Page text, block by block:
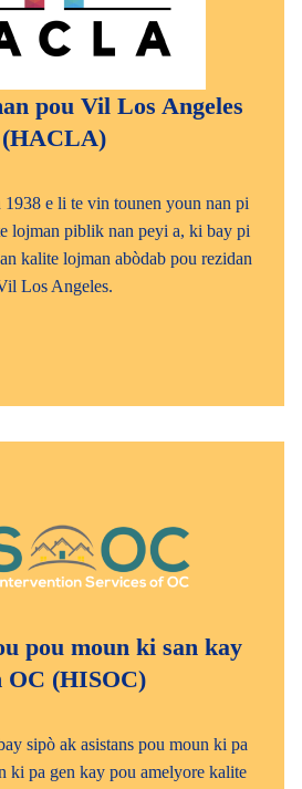
pou Vil Los Angeles
(HACLA)
e li te vin tounen youn nan pi
lojman piblik nan peyi a, ki bay pi
kalite lojman abòdab pou rezidan
Los Angeles.
pou moun ki san kay
OC (HISOC)
sipò ak asistans pou moun ki pa
ki pa gen kay pou amelyore kalite